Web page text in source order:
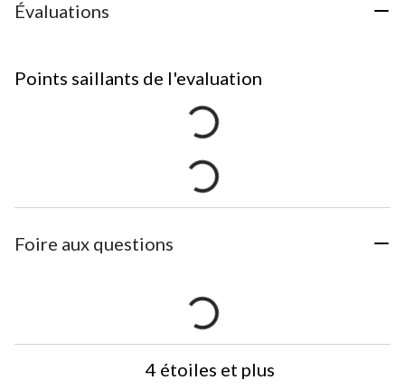
Évaluations
Points saillants de l'evaluation
Foire aux questions
4 étoiles et plus